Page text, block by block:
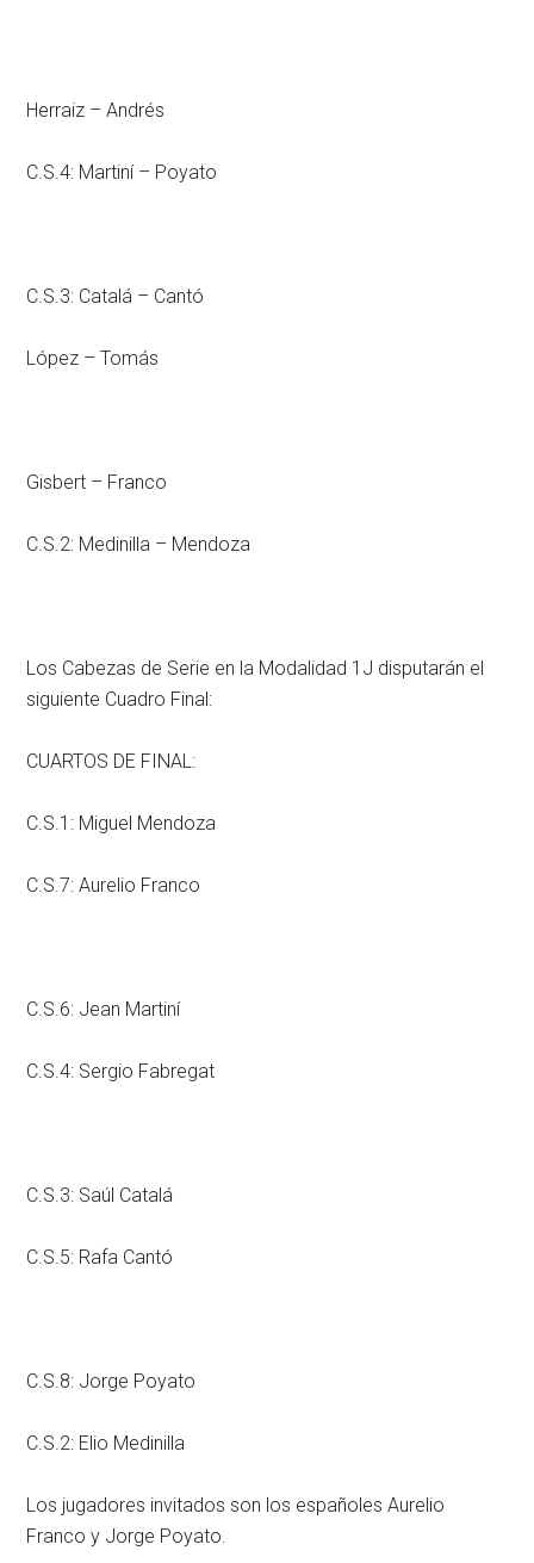
Herraiz – Andrés
C.S.4: Martiní – Poyato
C.S.3: Catalá – Cantó
López – Tomás
Gisbert – Franco
C.S.2: Medinilla – Mendoza
Los Cabezas de Serie en la Modalidad 1J disputarán el
siguiente Cuadro Final:
CUARTOS DE FINAL:
C.S.1: Miguel Mendoza
C.S.7: Aurelio Franco
C.S.6: Jean Martiní
C.S.4: Sergio Fabregat
C.S.3: Saúl Catalá
C.S.5: Rafa Cantó
C.S.8: Jorge Poyato
C.S.2: Elio Medinilla
Los jugadores invitados son los españoles Aurelio
Franco y Jorge Poyato.